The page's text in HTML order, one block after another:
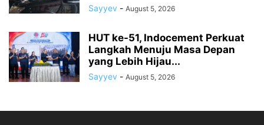
Sayyev - August 5, 2026
HUT ke-51, Indocement Perkuat
Langkah Menuju Masa Depan
yang Lebih Hijau...
Sayyev - August 5, 2026